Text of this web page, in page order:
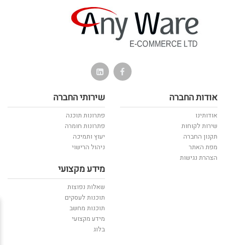
אודות החברה
אודותינו
שירות לקוחות
תקנון החברה
מפת האתר
הצהרת נגישות
שירותי החברה
פתרונות תוכנה
פתרונות חומרה
יעוץ ותמיכה
ניהול הרישוי
מידע מקצועי
שאלות נפוצות
תוכנות לעסקים
תוכנות מחשב
מידע מקצועי
בלוג